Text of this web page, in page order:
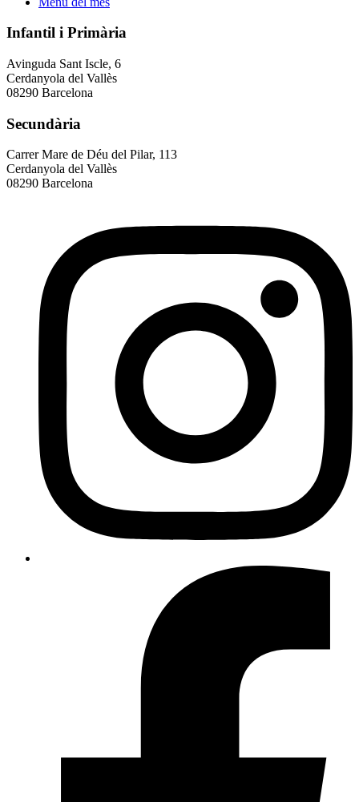
Infantil i Primària
Avinguda Sant Iscle, 6
Cerdanyola del Vallès
08290 Barcelona
Secundària
Carrer Mare de Déu del Pilar, 113
Cerdanyola del Vallès
08290 Barcelona